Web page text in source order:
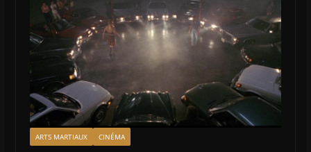
ARTS MARTIAUX CINÉMA